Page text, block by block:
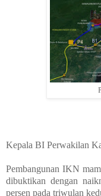
Kepala BI Perwakilan
Pembangunan IKN
dibuktikan dengan
persen pada triwulan